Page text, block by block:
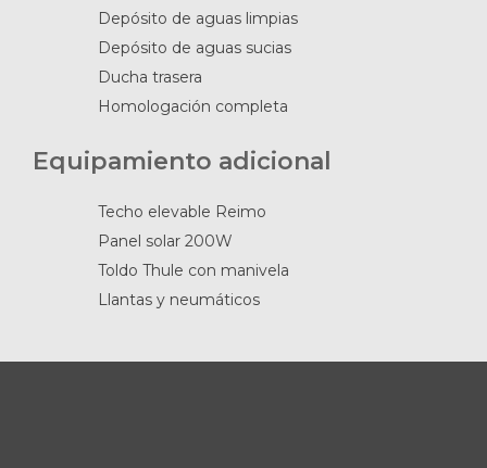
Depósito de aguas limpias
Depósito de aguas sucias
Ducha trasera
Homologación completa
Equipamiento adicional
Techo elevable Reimo
Panel solar 200W
Toldo Thule con manivela
Llantas y neumáticos